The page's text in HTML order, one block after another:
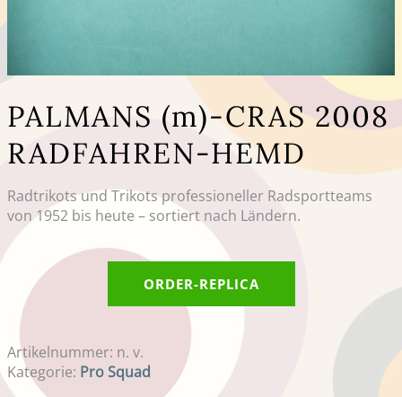
PALMANS (m)-CRAS 2008
RADFAHREN-HEMD
Radtrikots und Trikots professioneller Radsportteams
von 1952 bis heute – sortiert nach Ländern.
ORDER-REPLICA
Artikelnummer: n. v.
Kategorie: Pro Squad